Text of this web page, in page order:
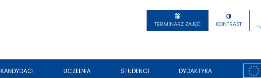
TERMINARZ ZAJĘĆ KONTRAST -
KANDYDACI UCZELNIA STUDENCI DYDAKTYKA